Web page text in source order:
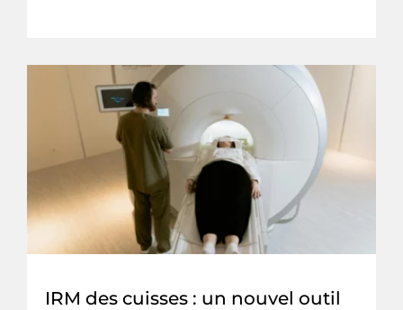
IRM des cuisses : un nouvel outil